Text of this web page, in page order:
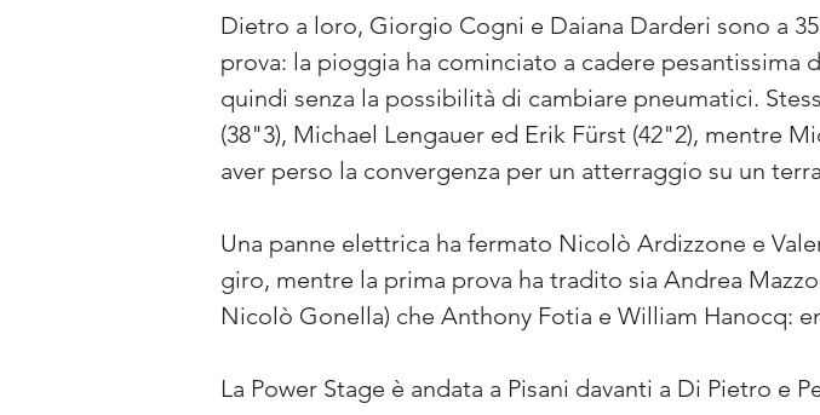
Dietro a loro, Giorgio Cogni e Daiana Darderi sono a
prova: la pioggia ha cominciato a cadere
quindi senza la possibilità di cambiare pneumatici.
(38"3), Michael Lengauer ed Erik Fürst (42"2), mentre
aver perso la convergenza per un atterraggio su un
Una panne elettrica ha fermato Nicolò Ardizzone e
giro, mentre la prima prova ha tradito sia Andrea
Nicolò Gonella) che Anthony Fotia e William Hanocq:
La Power Stage è andata a Pisani davanti a Di Pietro e